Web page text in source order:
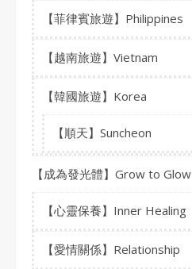
【菲律賓旅遊】Philippines
【越南旅遊】Vietnam
【韓國旅遊】Korea
【順天】Suncheon
【成為發光體】Grow to Glow
【心靈保養】Inner Healing
【愛情關係】Relationship